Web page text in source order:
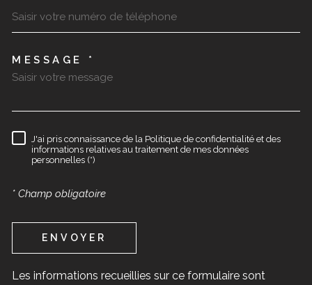
MESSAGE *
RÈGLEMENTATION
J'ai pris connaissance de la Politique de confidentialité et des
informations relatives au traitement de mes données
personnelles (*)
* Champ obligatoire
ENVOYER
Les informations recueillies sur ce formulaire sont